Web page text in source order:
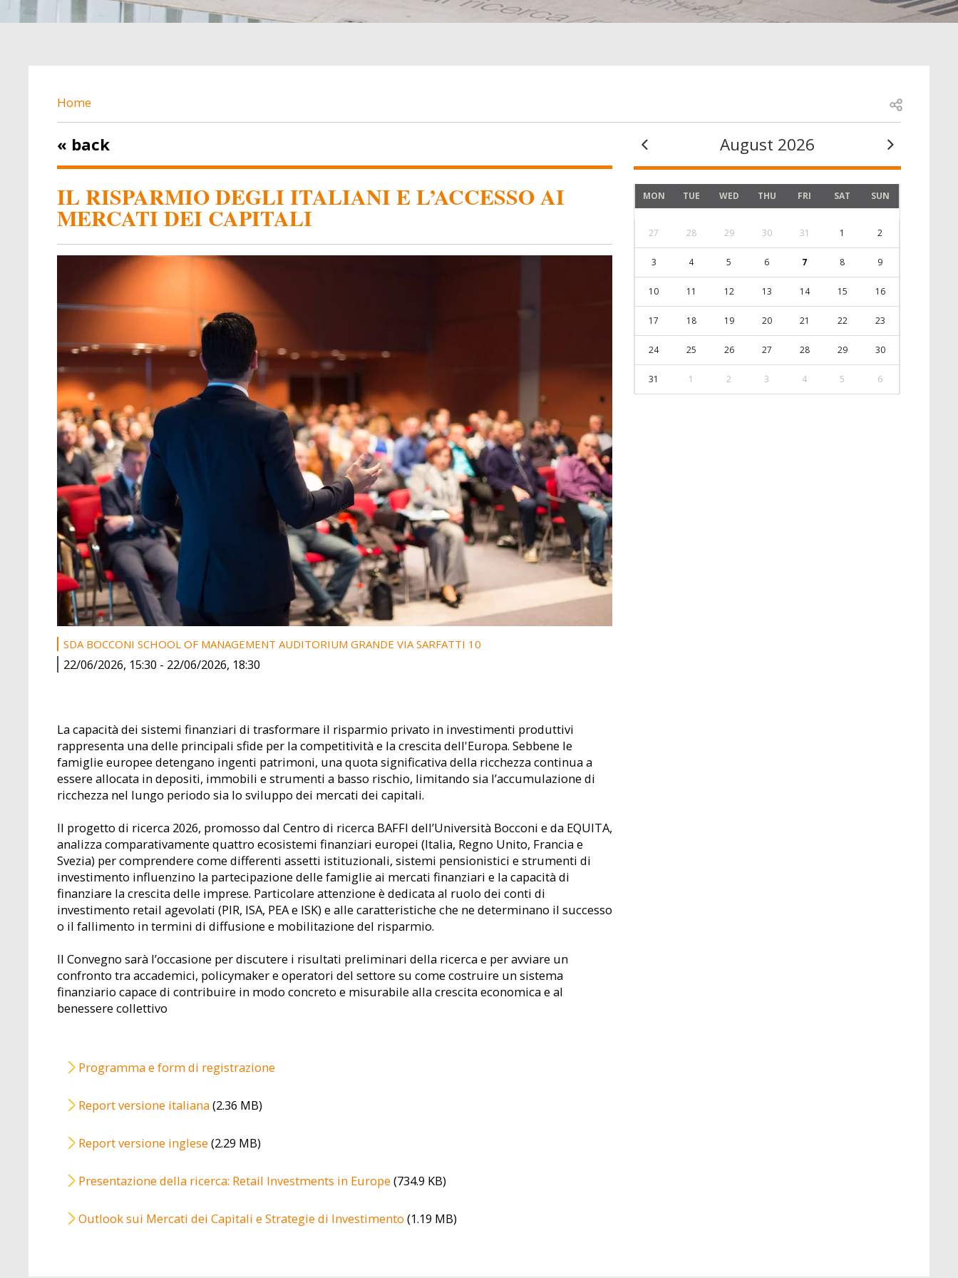
BREADCRUMB
Home Open share
« back
IL RISPARMIO DEGLI ITALIANI E L’ACCESSO AI
MERCATI DEI CAPITALI
SDA BOCCONI SCHOOL OF MANAGEMENT AUDITORIUM GRANDE VIA SARFATTI 10
22/06/2026, 15:30 - 22/06/2026, 18:30
La capacità dei sistemi finanziari di trasformare il risparmio privato in investimenti produttivi
rappresenta una delle principali sfide per la competitività e la crescita dell'Europa. Sebbene le
famiglie europee detengano ingenti patrimoni, una quota significativa della ricchezza continua a
essere allocata in depositi, immobili e strumenti a basso rischio, limitando sia l’accumulazione di
ricchezza nel lungo periodo sia lo sviluppo dei mercati dei capitali.
Il progetto di ricerca 2026, promosso dal Centro di ricerca BAFFI dell’Università Bocconi e da EQUITA,
analizza comparativamente quattro ecosistemi finanziari europei (Italia, Regno Unito, Francia e
Svezia) per comprendere come differenti assetti istituzionali, sistemi pensionistici e strumenti di
investimento influenzino la partecipazione delle famiglie ai mercati finanziari e la capacità di
finanziare la crescita delle imprese. Particolare attenzione è dedicata al ruolo dei conti di
investimento retail agevolati (PIR, ISA, PEA e ISK) e alle caratteristiche che ne determinano il successo
o il fallimento in termini di diffusione e mobilitazione del risparmio.
Il Convegno sarà l’occasione per discutere i risultati preliminari della ricerca e per avviare un
confronto tra accademici, policymaker e operatori del settore su come costruire un sistema
finanziario capace di contribuire in modo concreto e misurabile alla crescita economica e al
benessere collettivo
Programma e form di registrazione
File
Report versione italiana(2.36 MB)
File
Report versione inglese (2.29 MB)
File
Presentazione della ricerca: Retail Investments in Europe (734.9 KB)
File
Outlook sui Mercati dei Capitali e Strategie di Investimento (1.19 MB)
August 2026
MON TUE WED THU FRI SAT SUN
27 28 29 30 31 1 2
3 4 5 6 7 8 9
10 11 12 13 14 15 16
17 18 19 20 21 22 23
24 25 26 27 28 29 30
31 1 2 3 4 5 6